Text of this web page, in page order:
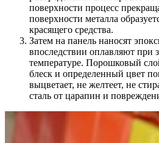
поверхности процесс
поверхности металла
красящего средства.
Затем на панель наносят
впоследствии оплавляют при
температуре. Порошковый
блеск и определенный цвет
выцветает, не желтеет, не
сталь от царапин и